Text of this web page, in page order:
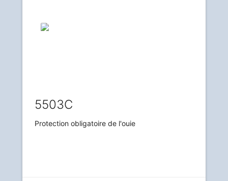
5503C
Protection obligatoire de l'ouie